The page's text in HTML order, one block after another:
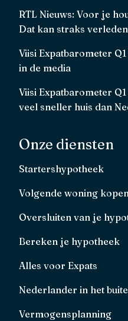
RTL Nieuws: Voor je
Dat kan straks
Viisi Expatbarometer
in de media
Viisi Expatbarometer
veel sneller huis dan
Onze diensten
Startershypotheek
Volgende woning
Oversluiten van je
Bereken je hypotheek
Alles voor Expats
Nederlander in het
Vermogensplanning